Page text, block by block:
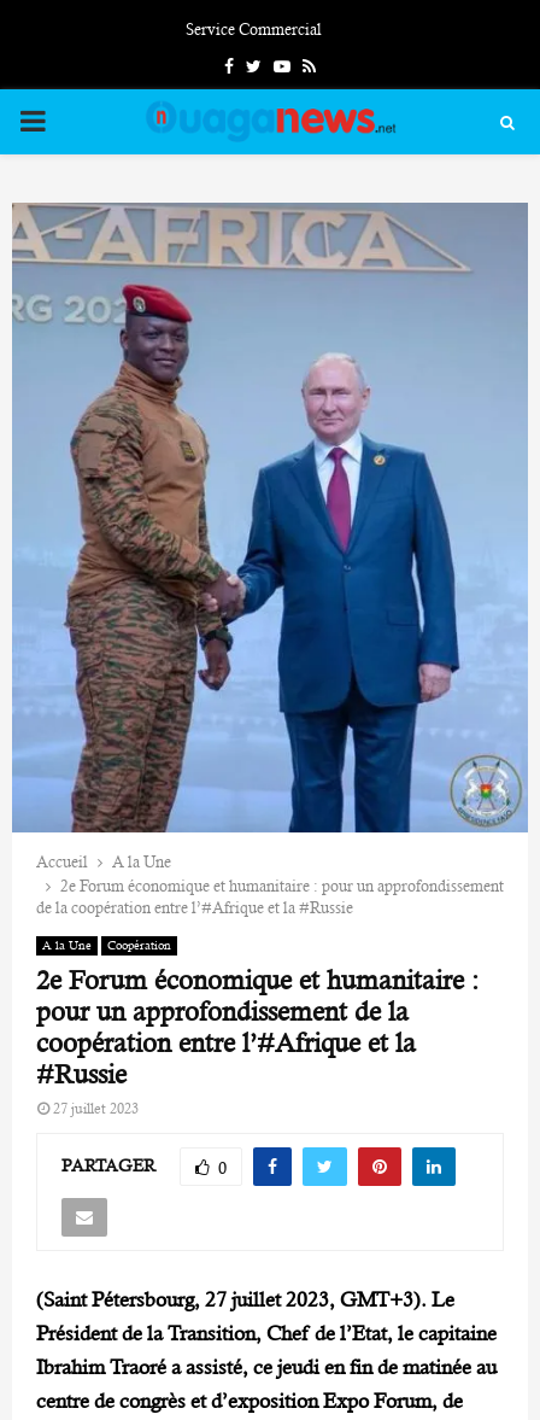
Service Commercial
FacebookTwitterYoutube
Rss
PRIMARY
Accueil
A la Une
2e Forum économique et humanitaire : pour un approfondissement
de la coopération entre l’#Afrique et la #Russie
A la Une Coopération
2e Forum économique et humanitaire :
pour un approfondissement de la
coopération entre l’#Afrique et la
#Russie
27 juillet 2023
PARTAGER 0
(Saint Pétersbourg, 27 juillet 2023, GMT+3). Le
Président de la Transition, Chef de l’Etat, le capitaine
Ibrahim Traoré a assisté, ce jeudi en fin de matinée au
centre de congrès et d’exposition Expo Forum, de